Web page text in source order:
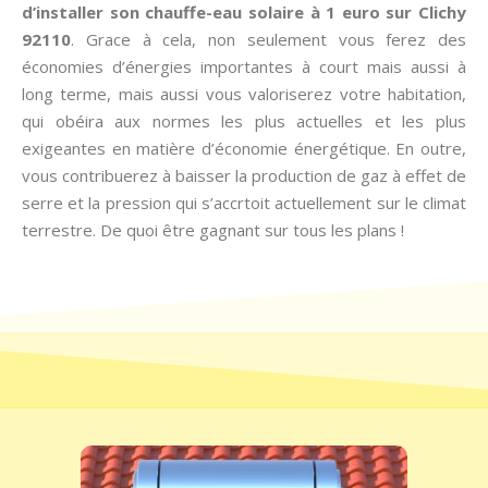
d’installer son chauffe-eau solaire à 1 euro sur Clichy
92110. Grace à cela, non seulement vous ferez des
économies d’énergies importantes à court mais aussi à
long terme, mais aussi vous valoriserez votre habitation,
qui obéira aux normes les plus actuelles et les plus
exigeantes en matière d’économie énergétique. En outre,
vous contribuerez à baisser la production de gaz à effet de
serre et la pression qui s’accrtoit actuellement sur le climat
terrestre. De quoi être gagnant sur tous les plans !